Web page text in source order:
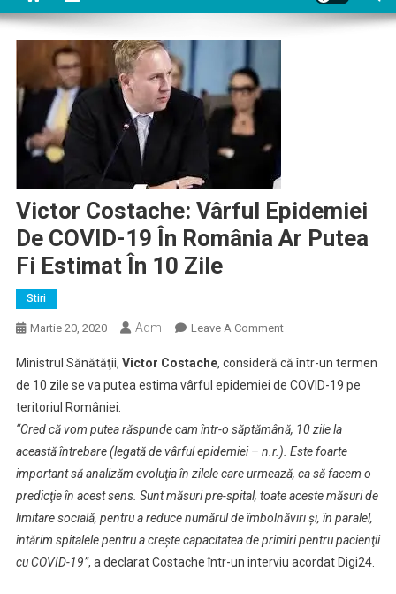
Victor Costache: Vârful Epidemiei
De COVID-19 În România Ar Putea
Fi Estimat În 10 Zile
Stiri
Martie 20, 2020 Adm Leave A CommentOn
Costache:
Vârful
De
COVID-
19
În
România
Putea
Ministrul Sănătăţii, Victor Costache, consideră că într-un termen
de 10 zile se va putea estima vârful epidemiei de COVID-19 pe
teritoriul României.
“Cred că vom putea răspunde cam într-o săptămână, 10 zile la
această întrebare (legată de vârful epidemiei – n.r.). Este foarte
important să analizăm evoluţia în zilele care urmează, ca să facem o
predicţie în acest sens. Sunt măsuri pre-spital, toate aceste măsuri de
limitare socială, pentru a reduce numărul de îmbolnăviri şi, în paralel,
întărim spitalele pentru a creşte capacitatea de primiri pentru pacienţii
cu COVID-19”, a declarat Costache într-un interviu acordat Digi24.